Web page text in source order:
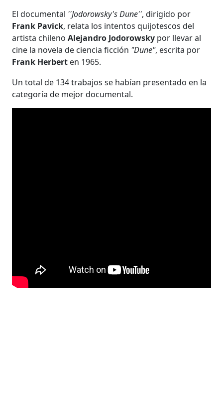
El documental ''Jodorowsky's Dune'', dirigido por
Frank Pavick, relata los intentos quijotescos del
artista chilenoAlejandro Jodorowsky por llevar al
cine la novela de ciencia ficción "Dune", escrita por
Frank Herbert en 1965.
Un total de 134 trabajos se habían presentado en la
categoría de mejor documental.